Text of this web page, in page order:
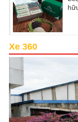
Xe 360